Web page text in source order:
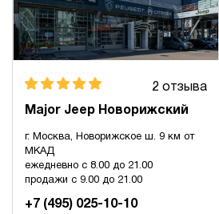
2 отзыва
Major Jeep Новорижский
г. Москва, Новорижское ш. 9 км от
МКАД
ежедневно с 8.00 до 21.00
продажи с 9.00 до 21.00
+7 (495) 025-10-10